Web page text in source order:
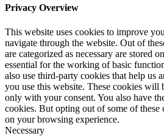
Privacy Overview
This website uses cookies to improve
navigate through the website. Out of
are categorized as necessary are stored
essential for the working of basic
also use third-party cookies that help us
you use this website. These cookies will
only with your consent. You also have
cookies. But opting out of some of these
on your browsing experience.
Necessary